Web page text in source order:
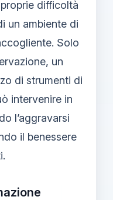
difficoltà
un ambiente di
Solo
un
di strumenti di
intervenire in
l’aggravarsi
il benessere